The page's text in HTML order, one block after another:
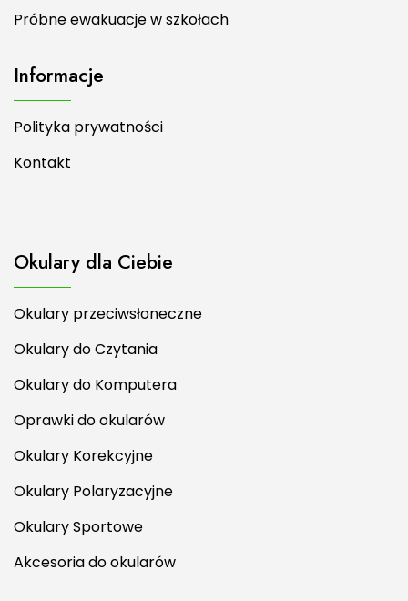
Próbne ewakuacje w szkołach
Informacje
Polityka prywatności
Kontakt
Okulary dla Ciebie
Okulary przeciwsłoneczne
Okulary do Czytania
Okulary do Komputera
Oprawki do okularów
Okulary Korekcyjne
Okulary Polaryzacyjne
Okulary Sportowe
Akcesoria do okularów